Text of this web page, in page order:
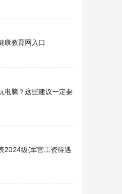
康教育网入口
电脑？这些建议一定要
2024级(军官工资待遇